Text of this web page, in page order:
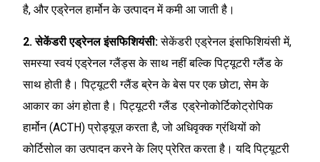
है, और एड्रेनल हार्मोन के उत्पादन में कमी आ जाती है।
2. सेकेंडरी एड्रेनल इंसफिशियंसी:सेकेंडरी एड्रेनल इंसफिशियंसी में,
समस्या स्वयं एड्रेनल ग्लैंड्स के साथ नहीं बल्कि पिट्यूटरी ग्लैंड के
साथ होती है। पिट्यूटरी ग्लैंड ब्रेन के बेस पर एक छोटा, सेम के
आकार का अंग होता है। पिट्यूटरी ग्लैंड एड्रेनोकोर्टिकोट्रोपिक
हार्मोन (ACTH) प्रोड्यूज़ करता है, जो अधिवृक्क ग्रंथियों को
कोर्टिसोल का उत्पादन करने के लिए प्रेरित करता है। यदि पिट्यूटरी